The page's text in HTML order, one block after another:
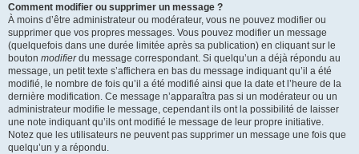
Comment modifier ou supprimer un message ?
À moins d’être administrateur ou modérateur, vous ne pouvez modifier ou
supprimer que vos propres messages. Vous pouvez modifier un message
(quelquefois dans une durée limitée après sa publication) en cliquant sur le
bouton modifierdu message correspondant. Si quelqu’un a déjà répondu au
message, un petit texte s’affichera en bas du message indiquant qu’il a été
modifié, le nombre de fois qu’il a été modifié ainsi que la date et l’heure de la
dernière modification. Ce message n’apparaîtra pas si un modérateur ou un
administrateur modifie le message, cependant ils ont la possibilité de laisser
une note indiquant qu’ils ont modifié le message de leur propre initiative.
Notez que les utilisateurs ne peuvent pas supprimer un message une fois que
quelqu’un y a répondu.